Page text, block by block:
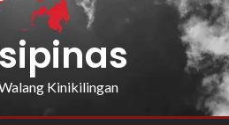
Kinikilingan